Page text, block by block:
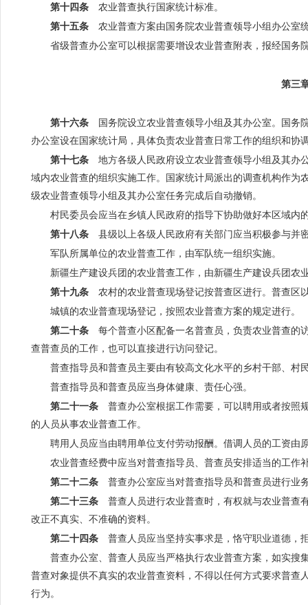
第十四条 农业普查执行国家统计标准。
第十五条 农业普查方案由国务院农业普查领导小组办公室
省级普查办公室可以根据需要增设农业普查附表，报经国务
第三
第十六条 国务院设立农业普查领导小组及其办公室。国务
办公室设在国家统计局，具体负责农业普查日常工作的组织和
第十七条 地方各级人民政府设立农业普查领导小组及其办
域内农业普查的组织实施工作。国家统计局派出的调查机构作
级农业普查领导小组及其办公室任务完成后自动撤销。
村民委员会应当在乡镇人民政府的指导下协助做好本区域内
第十八条 县级以上各级人民政府有关部门应当积极参与并
军队所属单位的农业普查工作，由军队统一组织实施。
新疆生产建设兵团的农业普查工作，由新疆生产建设兵团农
第十九条 农村的农业普查现场登记按普查区进行。普查区
城镇的农业普查现场登记，按照农业普查方案的规定进行。
第二十条 每个普查小区配备一名普查员，负责农业普查的
查普查员的工作，也可以直接进行访问登记。
普查指导员和普查员主要由有较高文化水平的乡村干部、村
普查指导员和普查员应当身体健康、责任心强。
第二十一条 普查办公室根据工作需要，可以聘用或者按照
的人员从事农业普查工作。
聘用人员应当由聘用单位支付劳动报酬。借调人员的工资由
农业普查经费中应当对普查指导员、普查员安排适当的工作
第二十二条 普查办公室应当对普查指导员和普查员进行业
第二十三条 普查人员进行农业普查时，有权就与农业普查
改正不真实、不准确的资料。
第二十四条 普查人员应当坚持实事求是，恪守职业道德，
普查办公室、普查人员应当严格执行农业普查方案，如实
普查对象提供不真实的农业普查资料，不得以任何方式要求普
行为。